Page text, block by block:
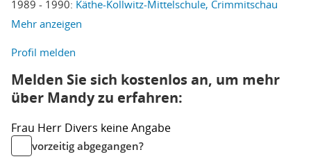
1989 - 1990: Käthe-Kollwitz-Mittelschule, Crimmitschau
Mehr anzeigen
Profil melden
Melden Sie sich kostenlos an, um mehr
über Mandy zu erfahren:
Frau Herr Divers keine Angabe
vorzeitig abgegangen?